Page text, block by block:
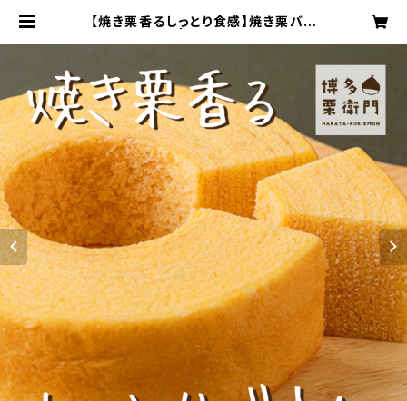
【焼き栗香るしっとり食感】焼き栗バウ